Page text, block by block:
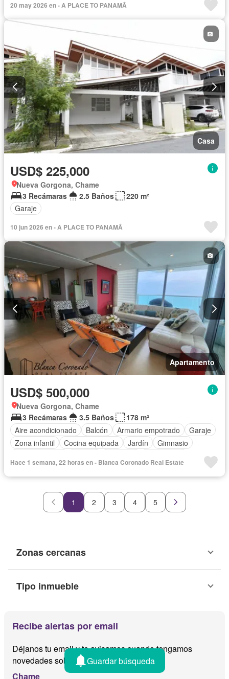
Cocina equipada
Chimenea Jardín
Gimnasio
Cocina integral
Vista panorámica Sauna
Cuarto de servicio
Piscina
Patio
20 may 2026 en - A PLACE TO PANAMÃ
Casa
USD$ 225,000
Nueva Gorgona, Chame
3 Recámaras
2.5 Baños
220 m²
Garaje
10 jun 2026 en - A PLACE TO PANAMÃ
Apartamento
USD$ 500,000
Nueva Gorgona, Chame
3 Recámaras
3.5 Baños
178 m²
Aire acondicionado
Balcón Armario empotrado
Garaje
Zona infantil
Cocina equipada Jardín
Gimnasio
Vista panorámica
Sauna Seguridad
Cuarto de servicio
Piscina
Cancha de tenis Patio
Hace 1 semana, 22 horas en - Blanca Coronado Real Estate
1 2 3 4 5
Zonas cercanas
Tipo inmueble
Recibe alertas por email
Déjanos tu email y te avisamos cuando tengamos
novedades sobre
Chame
Guardar búsqueda